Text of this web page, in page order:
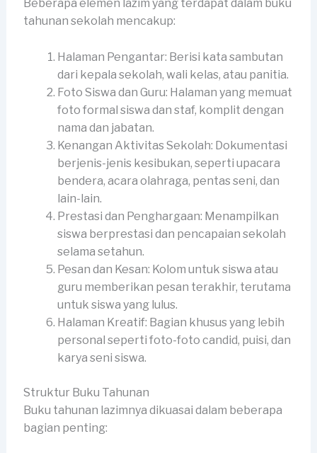
Beberapa elemen lazim yang terdapat dalam buku
tahunan sekolah mencakup:
Halaman Pengantar: Berisi kata sambutan
dari kepala sekolah, wali kelas, atau panitia.
Foto Siswa dan Guru: Halaman yang memuat
foto formal siswa dan staf, komplit dengan
nama dan jabatan.
Kenangan Aktivitas Sekolah: Dokumentasi
berjenis-jenis kesibukan, seperti upacara
bendera, acara olahraga, pentas seni, dan
lain-lain.
Prestasi dan Penghargaan: Menampilkan
siswa berprestasi dan pencapaian sekolah
selama setahun.
Pesan dan Kesan: Kolom untuk siswa atau
guru memberikan pesan terakhir, terutama
untuk siswa yang lulus.
Halaman Kreatif: Bagian khusus yang lebih
personal seperti foto-foto candid, puisi, dan
karya seni siswa.
Struktur Buku Tahunan
Buku tahunan lazimnya dikuasai dalam beberapa
bagian penting: